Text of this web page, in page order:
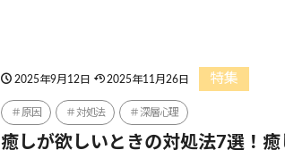
2025年9月12日 2025年11月26日 特集
原因 対処法 深層心理
癒しが欲しいときの対処法7選！